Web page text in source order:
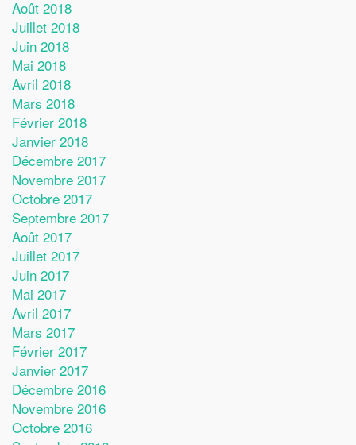
Août 2018
Juillet 2018
Juin 2018
Mai 2018
Avril 2018
Mars 2018
Février 2018
Janvier 2018
Décembre 2017
Novembre 2017
Octobre 2017
Septembre 2017
Août 2017
Juillet 2017
Juin 2017
Mai 2017
Avril 2017
Mars 2017
Février 2017
Janvier 2017
Décembre 2016
Novembre 2016
Octobre 2016